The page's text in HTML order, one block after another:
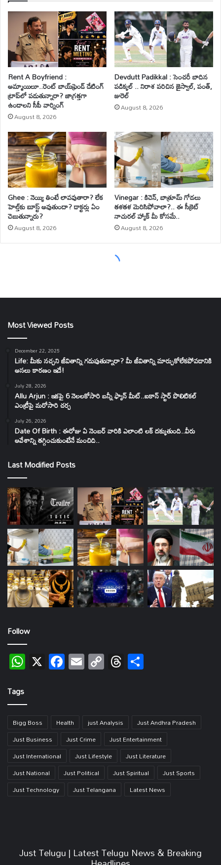
Most Viewed Posts
December 22, 2025
Life: మీకు నచ్చని జీవితాన్ని గడుపుతున్నారా? మీ జీవితాన్ని మార్చుకోలేకపోవడానికి
అసలు కారణం ఇదే!
July 28, 2026
Allu Arjun : ఇకపై 6 నెలలకోసారి బన్నీ ఫ్యాన్ మీట్..ఐకాన్ స్టార్ పొలిటికల్
ఎంట్రీపై మరోసారి చర్చ
July 26, 2026
Date Of Birth : ఈరోజు ఏ నెంబర్ వారికి ఎలాంటి లక్ దక్కుతుంది..వీరు
ఆవేశాన్ని తగ్గించుకుంటేనే మంచిది..
Last Modified Posts
Follow
WhatsApp
X Facebook
EmailCopy
Link
Threads
Tags
Bigg Boss Health just Analysis
Just Andhra Pradesh
Just Business
Just Crime
Just Entertainment
Just International
Just Lifestyle
Just Literature
Just National
Just Political Just Spiritual
Just Sports
Just Technology
Just Telangana Latest News
Just Telugu | Latest Telugu News & Breaking